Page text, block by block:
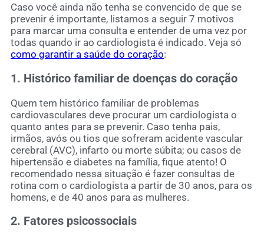
Caso você ainda não tenha se convencido de que se
prevenir é importante, listamos a seguir 7 motivos
para marcar uma consulta e entender de uma vez por
todas quando ir ao cardiologista é indicado. Veja só
como garantir a saúde do coração:
1. Histórico familiar de doenças do coração
Quem tem histórico familiar de problemas
cardiovasculares deve procurar um cardiologista o
quanto antes para se prevenir. Caso tenha pais,
irmãos, avós ou tios que sofreram acidente vascular
cerebral (AVC), infarto ou morte súbita; ou casos de
hipertensão e diabetes na família, fique atento! O
recomendado nessa situação é fazer consultas de
rotina com o cardiologista a partir de 30 anos, para os
homens, e de 40 anos para as mulheres.
2. Fatores psicossociais